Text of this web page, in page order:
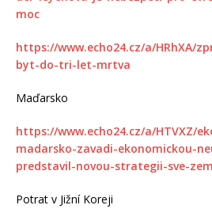
moc
https://www.echo24.cz/a/HRhXA/
byt-do-tri-let-mrtva
Maďarsko
https://www.echo24.cz/a/HTVXZ/
madarsko-zavadi-ekonomickou-
predstavil-novou-strategii-sve-
Potrat v Jižní Koreji